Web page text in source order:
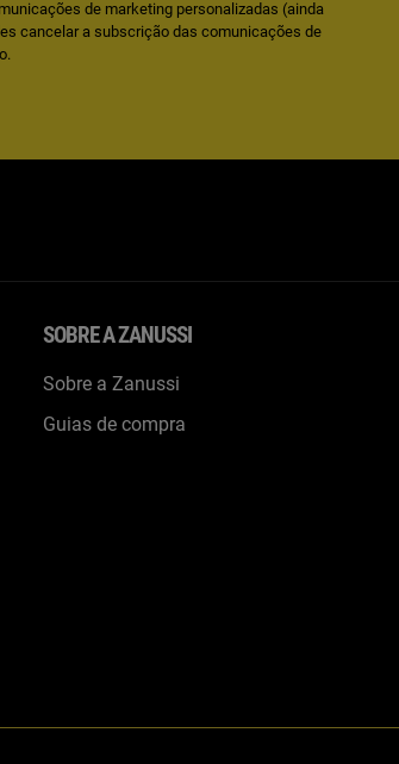
de marketing personalizadas (ainda
cancelar a subscrição das comunicações de
SOBRE A ZANUSSI
Sobre a Zanussi
Guias de compra